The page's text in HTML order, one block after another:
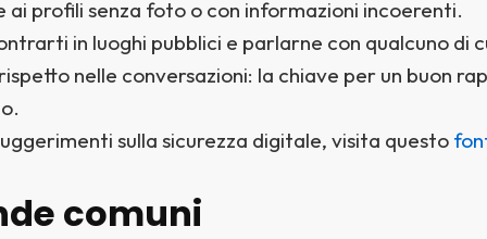
ai profili senza foto o con informazioni incoerenti.
in luoghi pubblici e parlarne con qualcuno di
nelle conversazioni: la chiave per un buon
sulla sicurezza digitale, visita questo
comuni